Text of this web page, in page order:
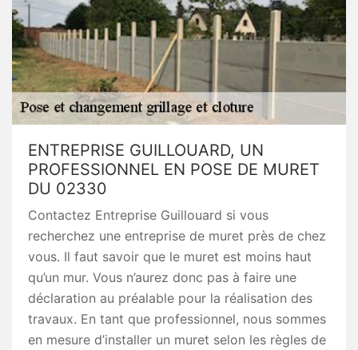
ENTREPRISE GUILLOUARD, UN
PROFESSIONNEL EN POSE DE MURET
DU 02330
Contactez Entreprise Guillouard si vous
recherchez une entreprise de muret près de chez
vous. Il faut savoir que le muret est moins haut
qu’un mur. Vous n’aurez donc pas à faire une
déclaration au préalable pour la réalisation des
travaux. En tant que professionnel, nous sommes
en mesure d’installer un muret selon les règles de